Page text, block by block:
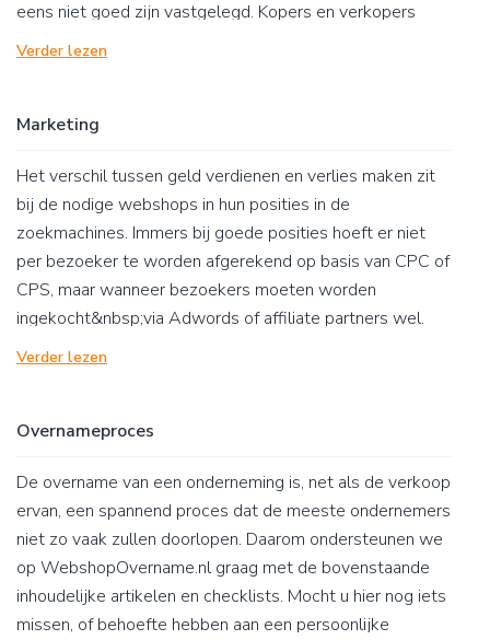
eens niet goed zijn vastgelegd. Kopers en verkopers
doen zichzelf en de ander een groot plezier met het
Verder lezen
Marketing
Het verschil tussen geld verdienen en verlies maken zit
bij de nodige webshops in hun posities in de
zoekmachines. Immers bij goede posities hoeft er niet
per bezoeker te worden afgerekend op basis van CPC of
CPS, maar wanneer bezoekers moeten worden
ingekocht&nbsp;via Adwords of affiliate partners wel.
Met de bovenstaande WebshopOvername artikelen
verdere ondersteuning, dan kunt u contact met ons
Verder lezen
Overnameproces
De overname van een onderneming is, net als de verkoop
ervan, een spannend proces dat de meeste ondernemers
niet zo vaak zullen doorlopen. Daarom ondersteunen we
op WebshopOvername.nl graag met de bovenstaande
inhoudelijke artikelen en checklists. Mocht u hier nog iets
missen, of behoefte hebben aan een persoonlijke